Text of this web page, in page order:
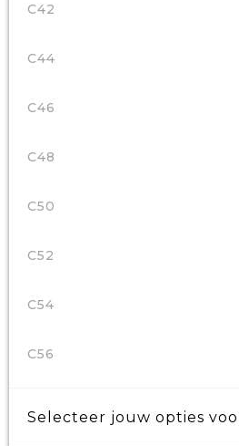
C42
C44
C46
C48
C50
C52
C54
C56
Selecteer jouw opties